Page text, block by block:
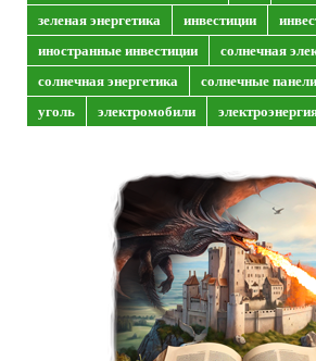
зеленая энергетика
инвестиции
иностранные инвестиции
солнечная
солнечная энергетика
солнечные панели
уголь
электромобили